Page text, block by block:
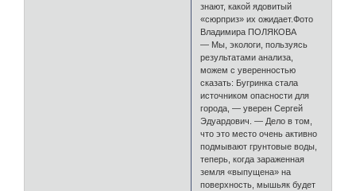
знают, какой ядовитый
«сюрприз» их ожидает.Фото
Владимира ПОЛЯКОВА
— Мы, экологи, пользуясь
результатами анализа,
можем с уверенностью
сказать: Бугринка стала
источником опасности для
города, — уверен Сергей
Эдуардович. — Дело в том,
что это место очень активно
подмывают грунтовые воды,
теперь, когда зараженная
земля «выпущена» на
поверхность, мышьяк будет